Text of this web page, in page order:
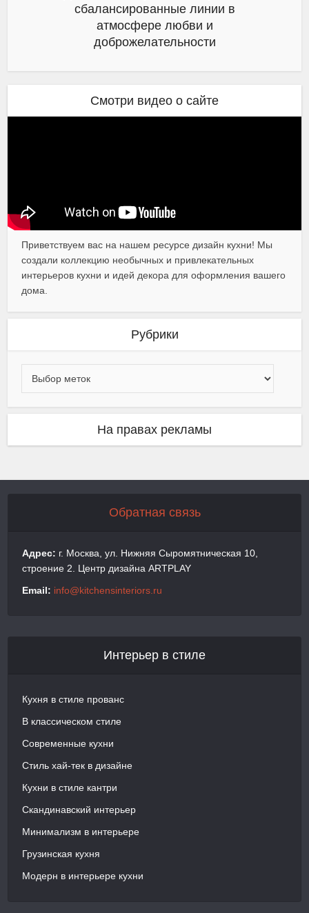
сбалансированные линии в
атмосфере любви и
доброжелательности
Смотри видео о сайте
Приветствуем вас на нашем ресурсе дизайн кухни! Мы
создали коллекцию необычных и привлекательных
интерьеров кухни и идей декора для оформления вашего
дома.
Рубрики
На правах рекламы
Обратная связь
Адрес: г. Москва, ул. Нижняя Сыромятническая 10,
строение 2. Центр дизайна ARTPLAY
Email: info@kitchensinteriors.ru
Интерьер в стиле
Кухня в стиле прованс
В классическом стиле
Современные кухни
Стиль хай-тек в дизайне
Кухни в стиле кантри
Скандинавский интерьер
Минимализм в интерьере
Грузинская кухня
Модерн в интерьере кухни